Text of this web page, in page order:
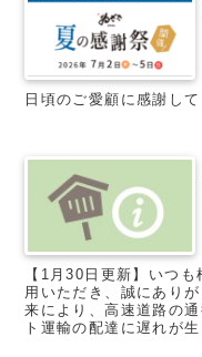
日頃のご愛顧に感謝し
【1月30日更新】いつ
用いただき、誠にあり
来により、高速道路の
ト運輸の配達に遅れが